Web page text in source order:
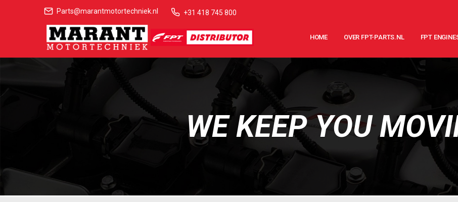
Parts@marantmotortechniek.nl +31 418 745 800
HOME OVER FPT-PARTS.NL FPT
WE KEEP YOU